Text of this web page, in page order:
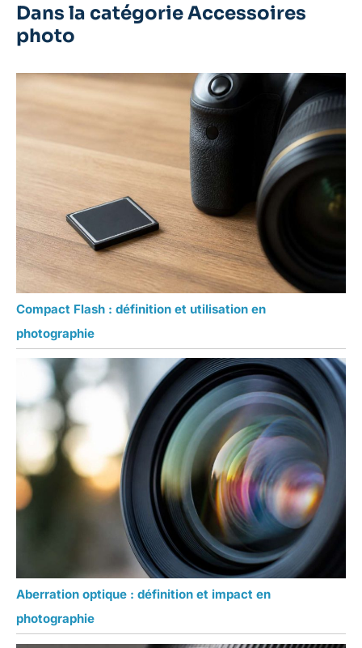
Dans la catégorie Accessoires
photo
Compact Flash : définition et utilisation en
photographie
Aberration optique : définition et impact en
photographie